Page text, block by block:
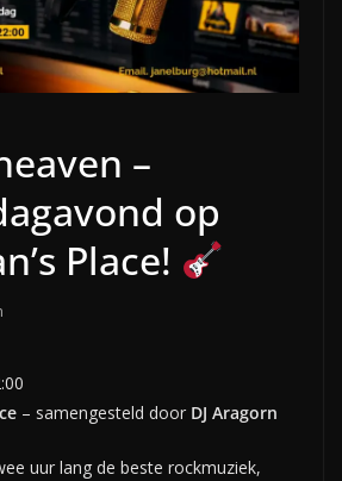
–
op
Place!
– samengesteld door DJ Aragorn
uur lang de beste rockmuziek,